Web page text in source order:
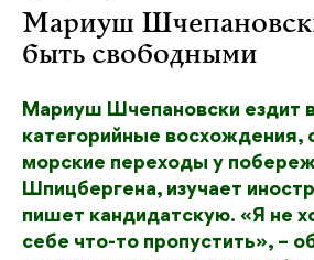
Мариуш
быть свободными
Мариуш Шчепановски ездит
категорийные восхождения,
морские переходы у
Шпицбергена, изучает
пишет кандидатскую. «Я не
себе что-то пропустить», –